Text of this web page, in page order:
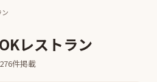
レストラン
276件掲載